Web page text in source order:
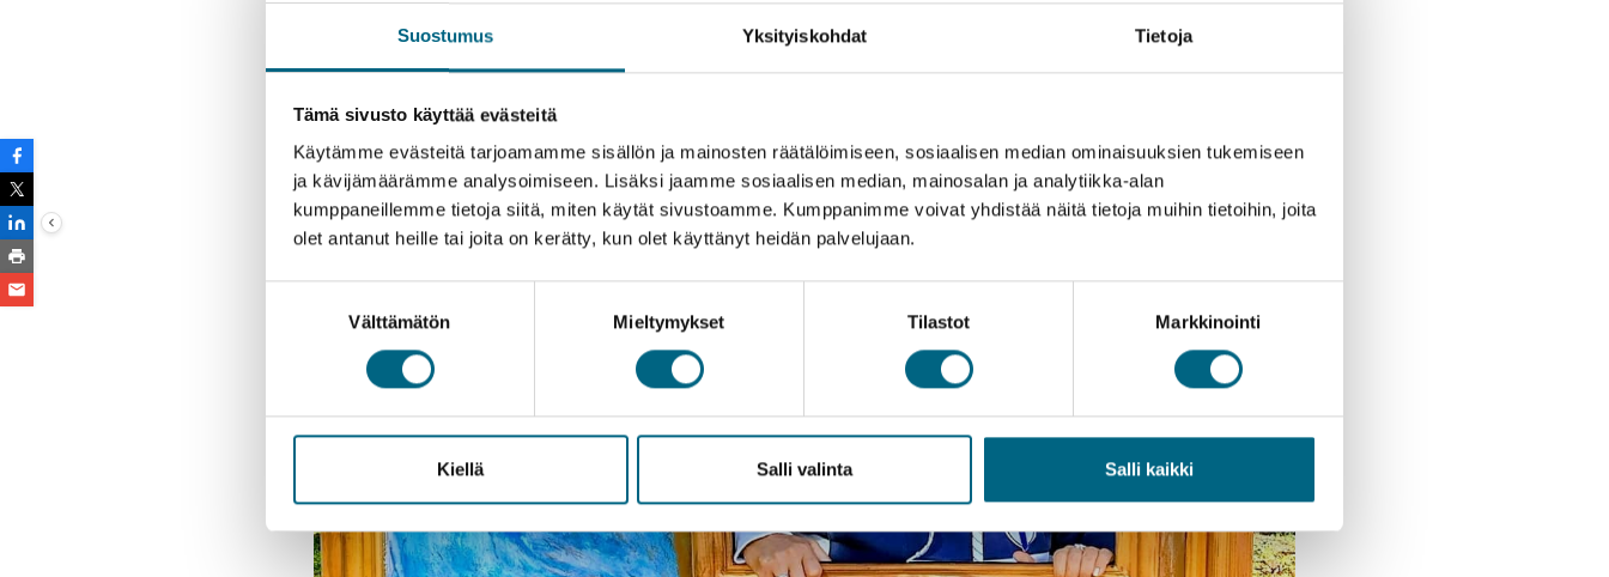
Suostumus Yksityiskohdat Tietoja
Tämä sivusto käyttää evästeitä
Käytämme evästeitä tarjoamamme sisällön ja mainosten räätälöimiseen, sosiaalisen median ominaisuuksien tukemiseen
ja kävijämäärämme analysoimiseen. Lisäksi jaamme sosiaalisen median, mainosalan ja analytiikka-alan
kumppaneillemme tietoja siitä, miten käytät sivustoamme. Kumppanimme voivat yhdistää näitä tietoja muihin tietoihin, joita
olet antanut heille tai joita on kerätty, kun olet käyttänyt heidän palvelujaan.
Välttämätön Mieltymykset Tilastot Markkinointi
Kiellä Salli valinta Salli kaikki